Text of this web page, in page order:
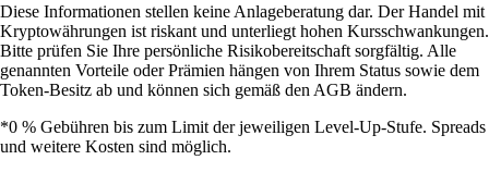
Diese Informationen stellen keine Anlageberatung dar. Der Handel mit
Kryptowährungen ist riskant und unterliegt hohen Kursschwankungen.
Bitte prüfen Sie Ihre persönliche Risikobereitschaft sorgfältig. Alle
genannten Vorteile oder Prämien hängen von Ihrem Status sowie dem
Token-Besitz ab und können sich gemäß den AGB ändern.
*0 % Gebühren bis zum Limit der jeweiligen Level-Up-Stufe. Spreads
und weitere Kosten sind möglich.